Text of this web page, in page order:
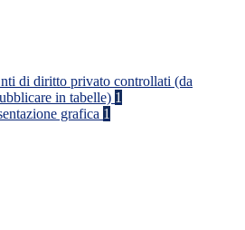
di diritto privato controllati (da
in tabelle) 1
grafica 1